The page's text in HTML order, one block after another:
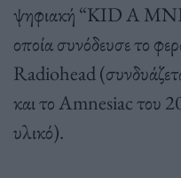
ψηφιακή “KID A
οποία συνόδευσε το
Radiohead
και το Amnesiac του
υλικό).